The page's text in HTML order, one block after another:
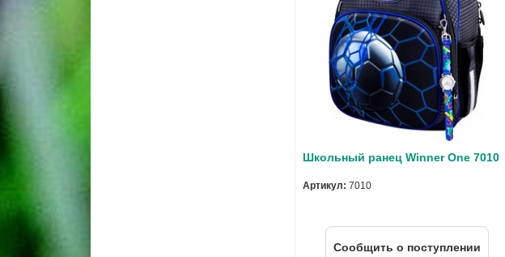
Школьный ранец Winner One 7010
Артикул: 7010
Cообщить о поступлении